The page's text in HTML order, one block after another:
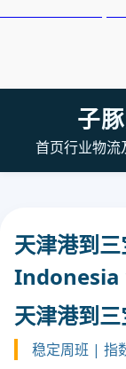
子
首页行业物流
天津港到
Indonesia
天津港到
稳定周班 | 指